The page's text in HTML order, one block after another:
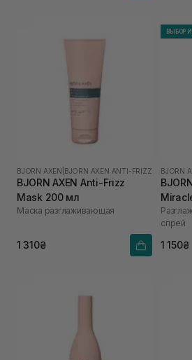
BJORN AXEN BJORN AXEN ANTI-FRIZZ
BJORN AXEN Anti-Frizz
Mask 200 мл
Маска разглаживающая
1 310₴
ВЫБОР
BJORN
для
мл
спрей
1 150₴